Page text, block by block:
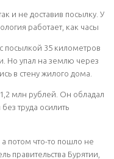
и не доставив посылку. У
работает, как часы
посылкой 35 километров
Но упал на землю через
в стену жилого дома.
млн рублей. Он обладал
труда осилить
а потом что-то пошло не
правительства Бурятии,